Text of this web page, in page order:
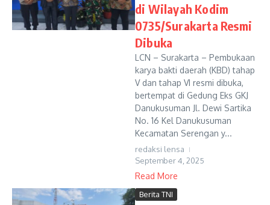
di Wilayah Kodim
0735/Surakarta Resmi
Dibuka
LCN – Surakarta – Pembukaan
karya bakti daerah (KBD) tahap
V dan tahap VI resmi dibuka,
bertempat di Gedung Eks GKJ
Danukusuman Jl. Dewi Sartika
No. 16 Kel Danukusuman
Kecamatan Serengan y...
redaksi lensa
September 4, 2025
Read More
Berita TNI